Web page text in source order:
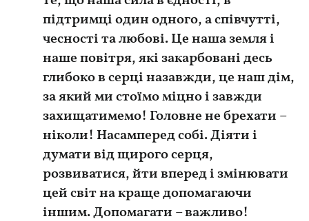
підтримці один одного, а співчутті,
чесності та любові. Це наша земля і
наше повітря, які закарбовані десь
глибоко в серці назавжди, це наш дім,
за який ми стоїмо міцно і завжди
захищатимемо! Головне не брехати –
ніколи! Насамперед собі. Діяти і
думати від щирого серця,
розвиватися, йти вперед і змінювати
цей світ на краще допомагаючи
іншим. Допомагати – важливо!